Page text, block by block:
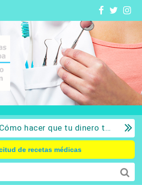
Cómo hacer que tu dinero trabaje para ti: Del ahorro a la inversión con sentido común.
de recetas médicas